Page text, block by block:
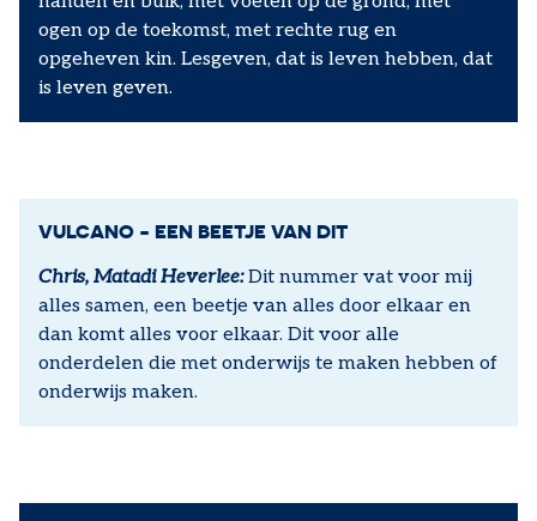
ogen op de toekomst, met rechte rug en
opgeheven kin. Lesgeven, dat is leven hebben, dat
is leven geven.
VULCANO - EEN BEETJE VAN DIT
Chris, Matadi Heverlee:Dit nummer vat voor mij
alles samen, een beetje van alles door elkaar en
dan komt alles voor elkaar. Dit voor alle
onderdelen die met onderwijs te maken hebben of
onderwijs maken.